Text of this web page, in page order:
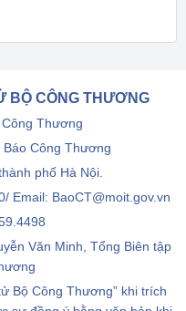
BỘ CÔNG THƯƠNG
Thương
Công Thương
phố Hà Nội.
Email: BaoCT@moit.gov.vn
Văn Minh, Tổng Biên tập
Bộ Công Thương” khi trích